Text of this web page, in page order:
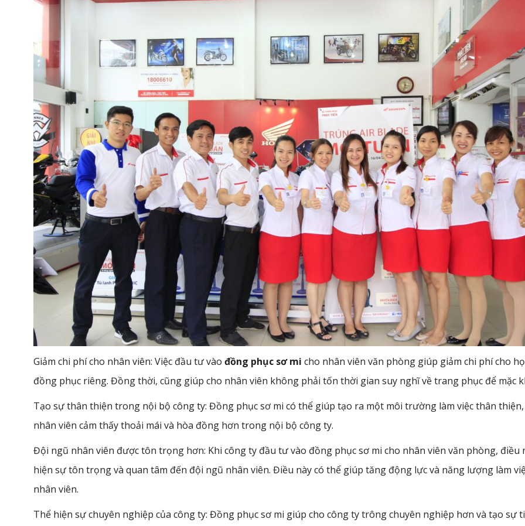
Giảm chi phí cho nhân viên: Việc đầu tư vào đồng phục sơ mi cho nhân viên văn phòng giúp giảm chi phí cho
đồng phục riêng. Đồng thời, cũng giúp cho nhân viên không phải tốn thời gian suy nghĩ về trang phục để mặc
Tạo sự thân thiện trong nội bộ công ty: Đồng phục sơ mi có thể giúp tạo ra một môi trường làm việc thân thiện,
nhân viên cảm thấy thoải mái và hòa đồng hơn trong nội bộ công ty.
Đội ngũ nhân viên được tôn trọng hơn: Khi công ty đầu tư vào đồng phục sơ mi cho nhân viên văn phòng, điều
hiện sự tôn trọng và quan tâm đến đội ngũ nhân viên. Điều này có thể giúp tăng động lực và năng lượng làm
nhân viên.
Thể hiện sự chuyên nghiệp của công ty: Đồng phục sơ mi giúp cho công ty trông chuyên nghiệp hơn và tạo sự